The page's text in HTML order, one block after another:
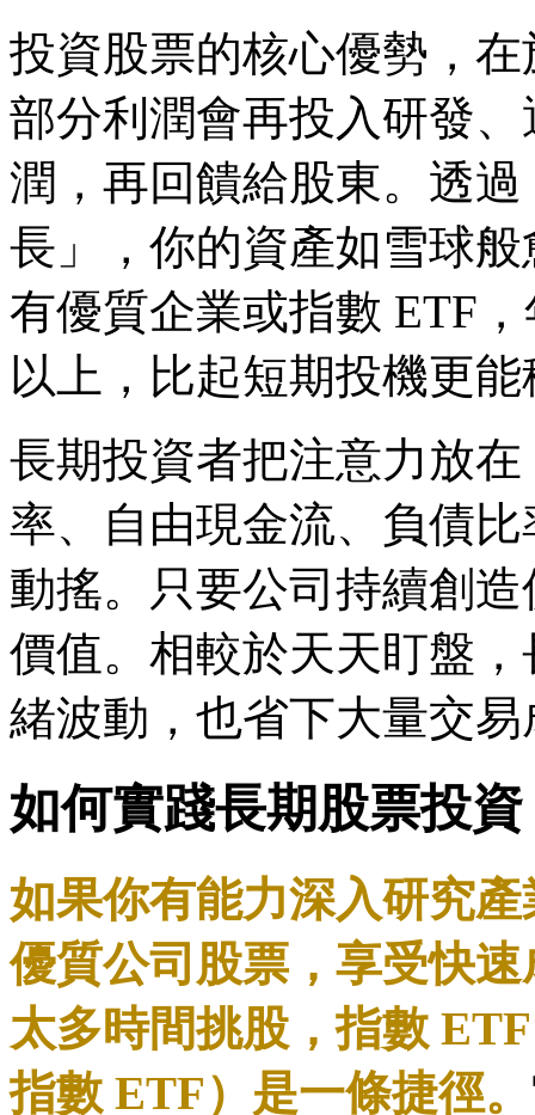
投資股票的核心優勢，
部分利潤會再投入研發
潤，再回饋給股東。透
長」，你的資產如雪球
有優質企業或指數 ETF
以上，比起短期投機更
長期投資者把注意力放
率、自由現金流、負債
動搖。只要公司持續創
價值。相較於天天盯盤
緒波動，也省下大量交易
如何實踐長期股票投資
如果你有能力深入研究
優質公司股票，享受快
太多時間挑股，指數
指數 ETF）是一條捷徑。